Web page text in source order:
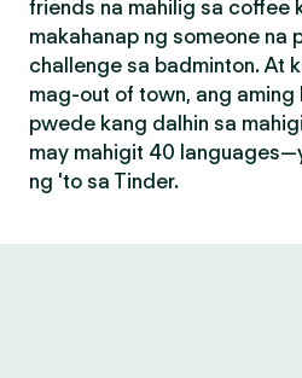
friends na mahilig sa coffee
makahanap ng someone na
challenge sa badminton. At
mag-out of town, ang
pwede kang dalhin sa
may mahigit 40
ng 'to sa Tinder.